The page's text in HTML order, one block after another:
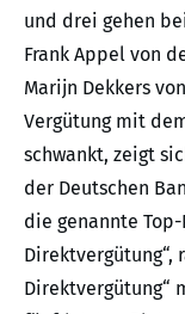
und drei gehen
Frank Appel von
Marijn Dekkers
Vergütung mit
schwankt, zeigt
der Deutschen
die genannte
Direktvergütung“